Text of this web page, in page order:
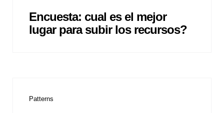
Encuesta: cual es el mejor
lugar para subir los recursos?
Patterns